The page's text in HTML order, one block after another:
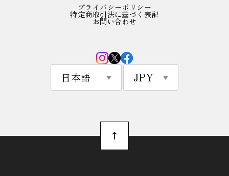
プライバシーポリシー
特定商取引法に基づく表記
お問い合わせ